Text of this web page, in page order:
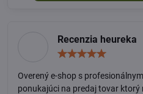
Recenzia heureka
5
Overený e-shop s
ponukajúci na predaj tovar